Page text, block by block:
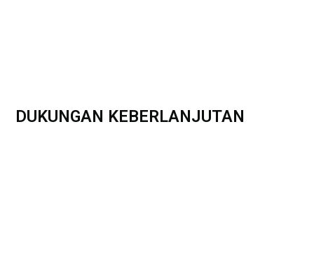
DUKUNGAN KEBERLANJUTAN